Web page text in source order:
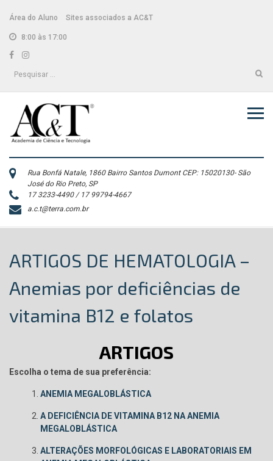
content
Área do Aluno Sites associados a AC&T
8:00 às 17:00
Facebook
Instagram
Pesquisar
Rua Bonfá Natale, 1860 Bairro Santos Dumont CEP: 15020130- São
José do Rio Preto, SP
17 3233-4490 / 17 99794-4667
a.c.t@terra.com.br
ARTIGOS DE HEMATOLOGIA –
Anemias por deficiências de
vitamina B12 e folatos
ARTIGOS
Escolha o tema de sua preferência:
ANEMIA MEGALOBLÁSTICA
A DEFICIÊNCIA DE VITAMINA B12 NA ANEMIA
MEGALOBLÁSTICA
ALTERAÇÕES MORFOLÓGICAS E LABORATORIAIS EM